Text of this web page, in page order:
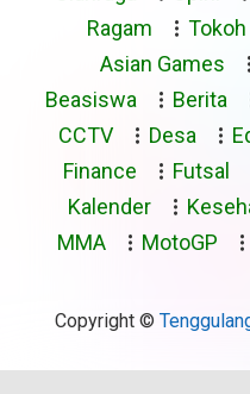
Ragam
Tokoh
Asian Games
Beasiswa
Berita
CCTV
Desa
Finance
Futsal
Kalender
MMA
MotoGP
Copyright ©